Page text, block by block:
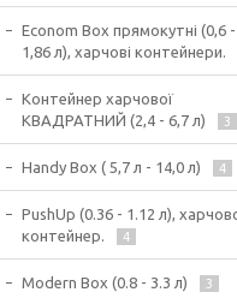
Econom Box прямокутні (0,6 -
1,86 л), харчові контейнери.
Контейнер харчової
КВАДРАТНИЙ (2,4 - 6,7 л)
3
Handy Box ( 5,7 л - 14,0 л) 4
PushUp (0.36 - 1.12 л),
контейнер.
4
Modern Box (0.8 - 3.3 л) 3